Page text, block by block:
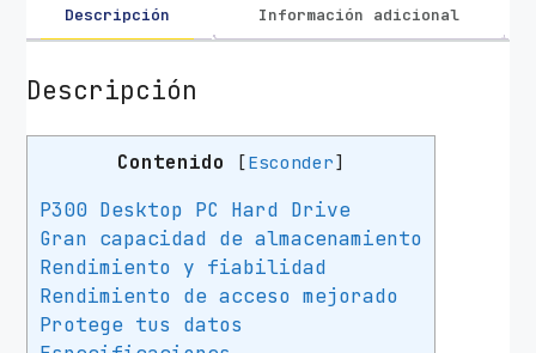
o
s
h
i
Descripción Información adicional
Descripción
Contenido [Esconder]
P300 Desktop PC Hard Drive
Gran capacidad de almacenamiento
Rendimiento y fiabilidad
Rendimiento de acceso mejorado
Protege tus datos